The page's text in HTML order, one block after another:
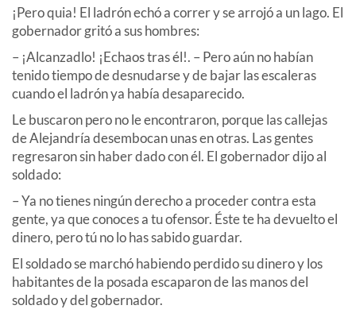
¡Pero quia! El ladrón echó a correr y se arrojó a un lago. El
gobernador gritó a sus hombres:
– ¡Alcanzadlo! ¡Echaos tras él!. – Pero aún no habían
tenido tiempo de desnudarse y de bajar las escaleras
cuando el ladrón ya había desaparecido.
Le buscaron pero no le encontraron, porque las callejas
de Alejandría desembocan unas en otras. Las gentes
regresaron sin haber dado con él. El gobernador dijo al
soldado:
– Ya no tienes ningún derecho a proceder contra esta
gente, ya que conoces a tu ofensor. Éste te ha devuelto el
dinero, pero tú no lo has sabido guardar.
El soldado se marchó habiendo perdido su dinero y los
habitantes de la posada escaparon de las manos del
soldado y del gobernador.